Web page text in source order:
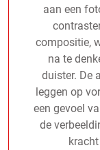
aan een
compositie,
na te
duister. De
leggen op
een gevoel
de